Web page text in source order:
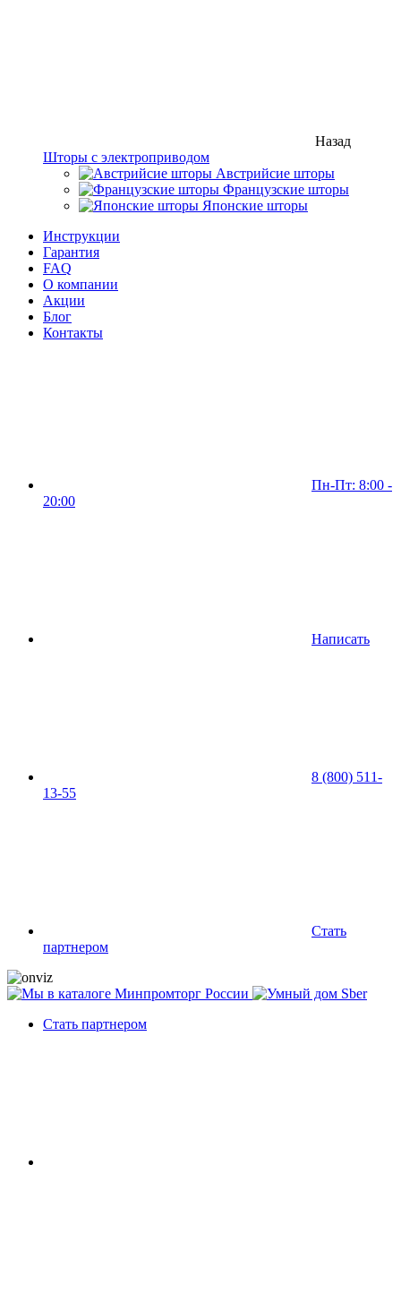
Назад
Шторы с электроприводом
Австрийсие шторы
Французские шторы
Японские шторы
Инструкции
Гарантия
FAQ
О компании
Акции
Блог
Контакты
Пн-Пт: 8:00 -
20:00
Написать
8 (800) 511-
13-55
Стать
партнером
Стать партнером